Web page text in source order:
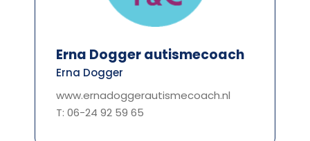
Erna Dogger autismecoach
Erna Dogger
www.ernadoggerautismecoach.nl
T: 06-24 92 59 65